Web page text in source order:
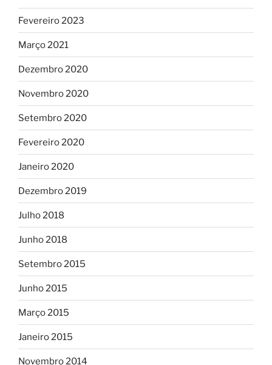
Fevereiro 2023
Março 2021
Dezembro 2020
Novembro 2020
Setembro 2020
Fevereiro 2020
Janeiro 2020
Dezembro 2019
Julho 2018
Junho 2018
Setembro 2015
Junho 2015
Março 2015
Janeiro 2015
Novembro 2014